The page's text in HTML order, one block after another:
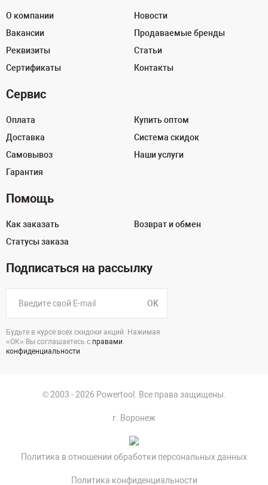
О компании
Вакансии
Реквизиты
Сертификаты
Новости
Продаваемые бренды
Статьи
Контакты
Сервис
Оплата
Доставка
Самовывоз
Гарантия
Купить оптом
Система скидок
Наши услуги
Помощь
Как заказать
Статусы заказа
Возврат и обмен
Подписаться на рассылку
OK
Будьте в курсе всех скидоки акций. Нажимая
«ОК» Вы соглашаетесь с правами
конфиденциальности.
© 2003 - 2026 Powertool. Все права защищены.
г. Воронеж
Политика в отношении обработки персональных данных
Политика конфиденциальности